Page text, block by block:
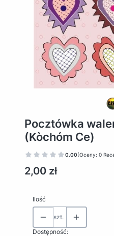
Pocztówka
(Kòchóm Ce)
0.00(Oceny: 0
Cena
2,00 zł
Ilość
szt.
Dostępność: